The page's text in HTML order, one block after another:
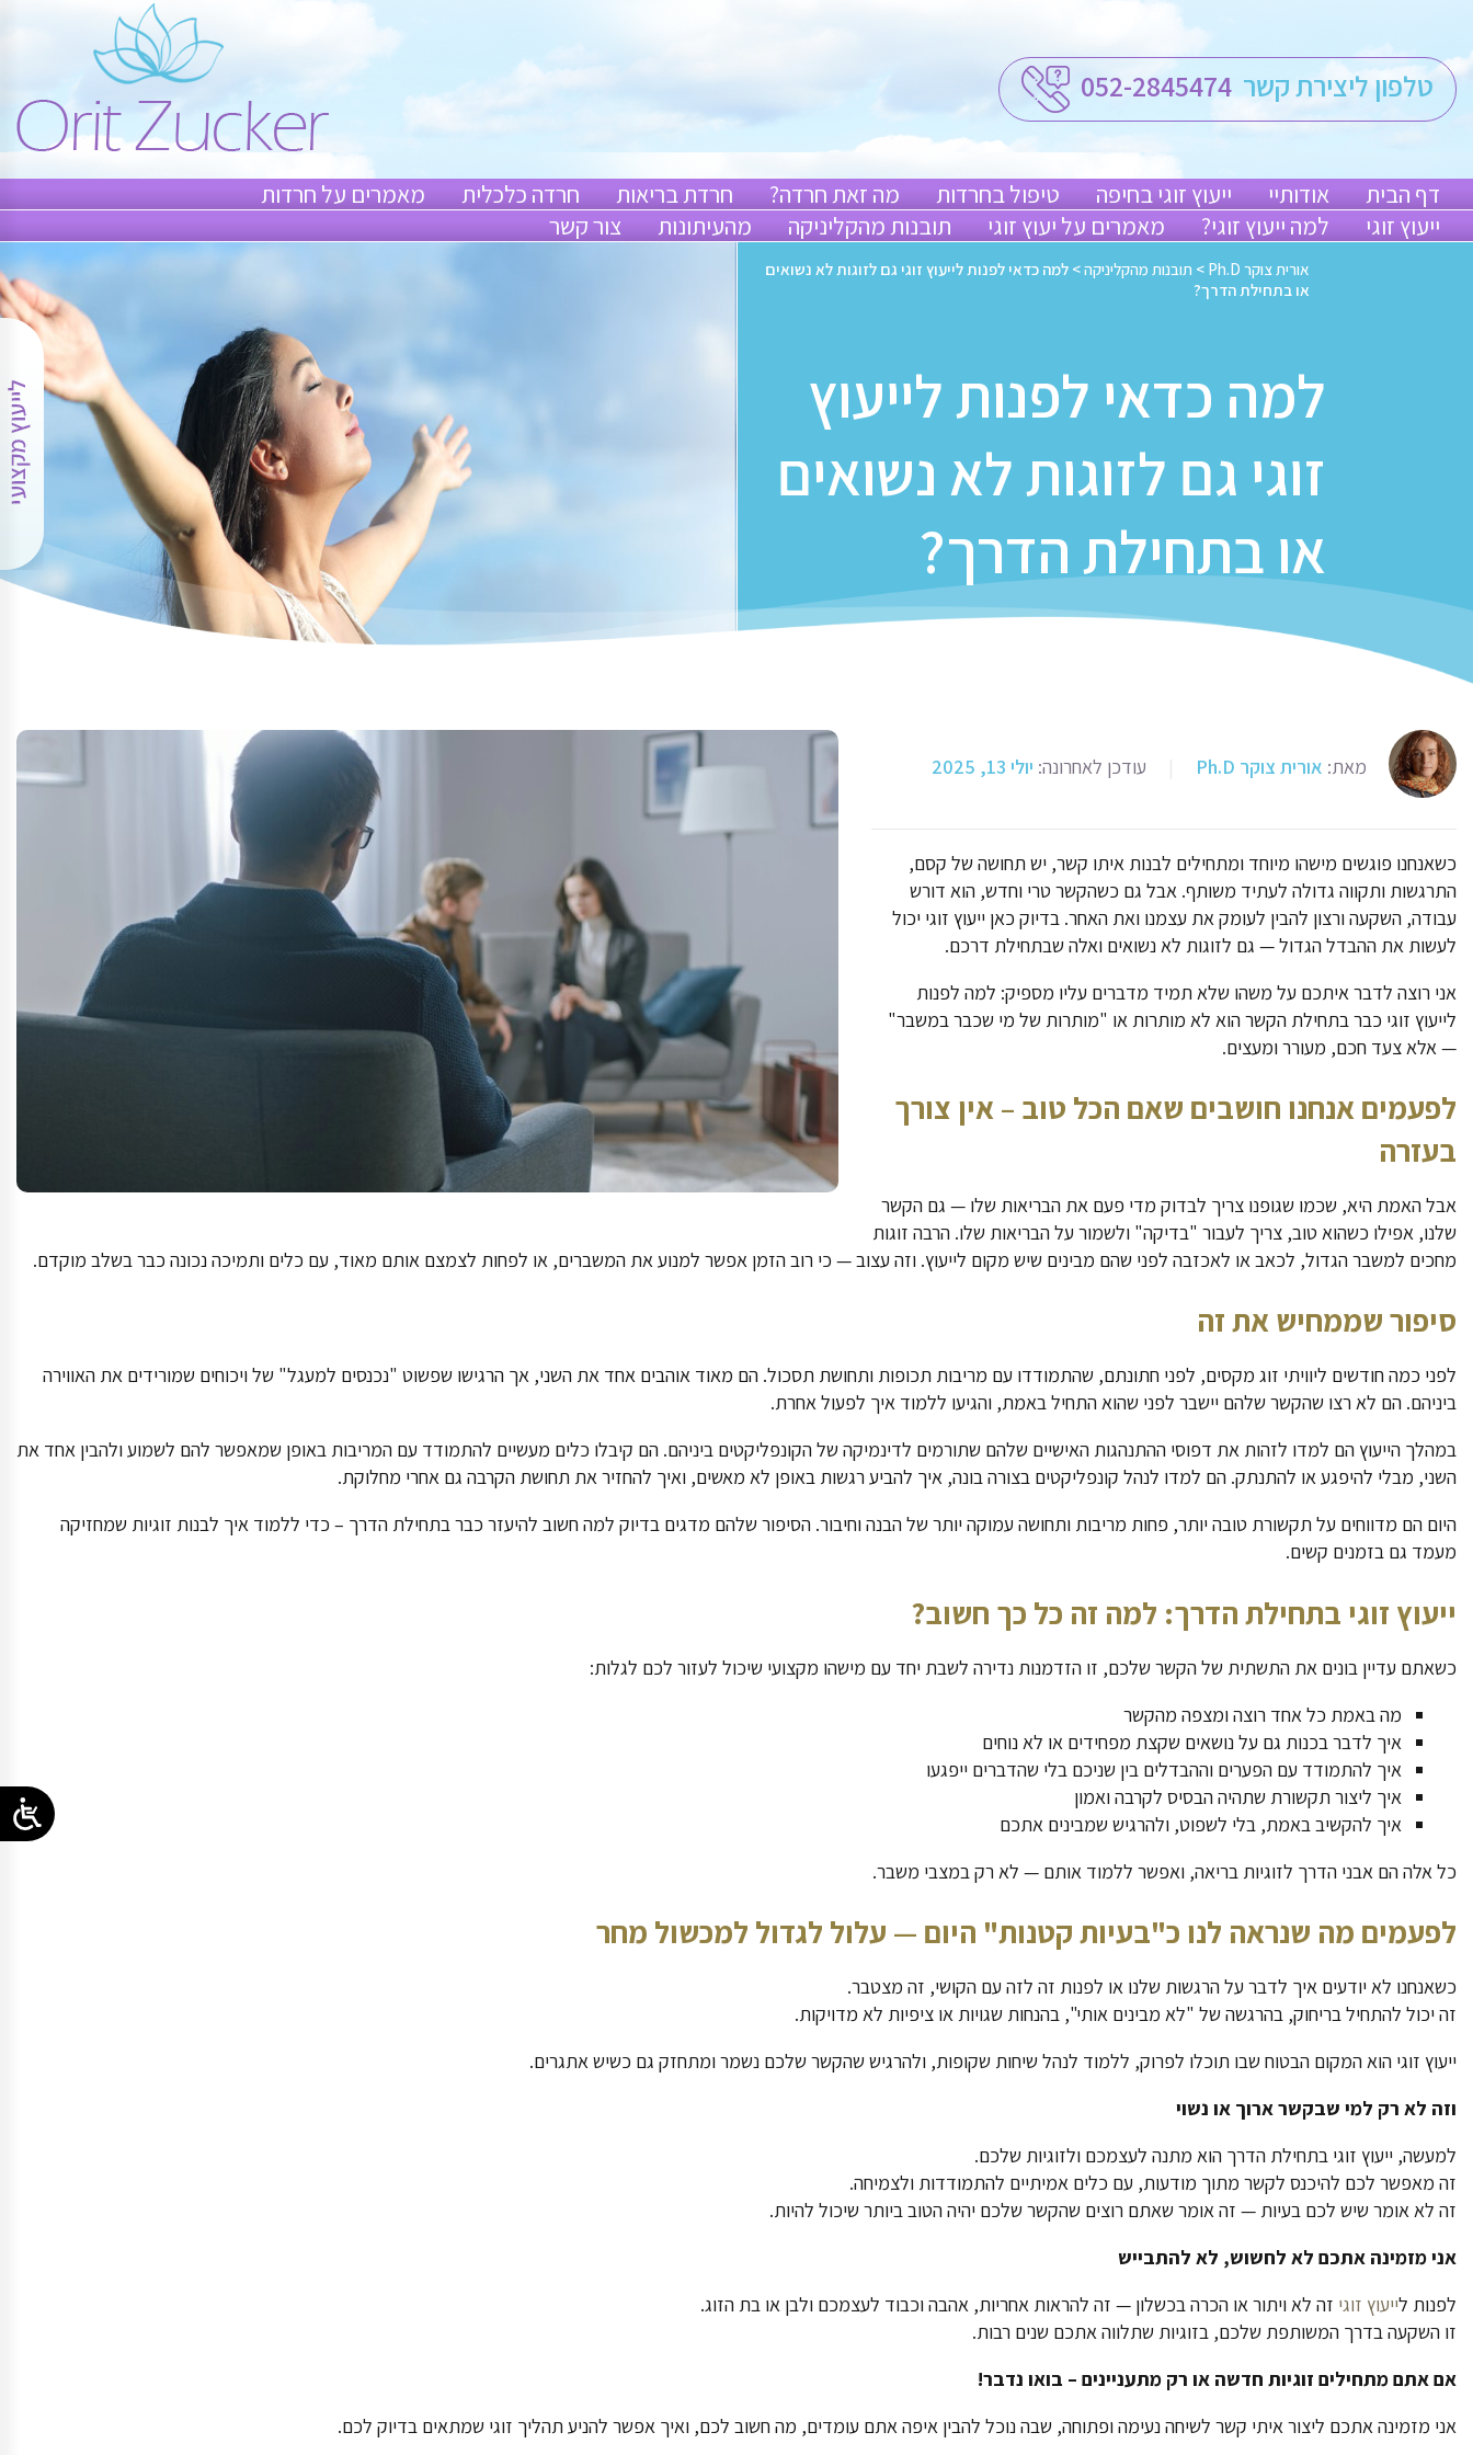
טלפון ליצירת קשר 052-2845474
דף הבית אודותיי ייעוץ זוגי בחיפה טיפול בחרדות מה זאת חרדה? חרדת בריאות חרדה כלכלית
מאמרים על חרדות
ייעוץ זוגי
למה ייעוץ זוגי? מאמרים על יעוץ זוגי תובנות מהקליניקה מהעיתונות צור קשר
אורית צוקר Ph.D > תובנות מהקליניקה>למה כדאי לפנות לייעוץ זוגי גם לזוגות לא נשואים
או בתחילת הדרך?
למה כדאי לפנות לייעוץ
זוגי גם לזוגות לא נשואים
או בתחילת הדרך?
מאת: אורית צוקר Ph.D עודכן לאחרונה: יולי 13, 2025
כשאנחנו פוגשים מישהו מיוחד ומתחילים לבנות איתו קשר, יש תחושה של קסם,
התרגשות ותקווה גדולה לעתיד משותף. אבל גם כשהקשר טרי וחדש, הוא דורש
עבודה, השקעה ורצון להבין לעומק את עצמנו ואת האחר. בדיוק כאן ייעוץ זוגי יכול
לעשות את ההבדל הגדול — גם לזוגות לא נשואים ואלה שבתחילת דרכם.
אני רוצה לדבר איתכם על משהו שלא תמיד מדברים עליו מספיק: למה לפנות
לייעוץ זוגי כבר בתחילת הקשר הוא לא מותרות או "מותרות של מי שכבר במשבר"
— אלא צעד חכם, מעורר ומעצים.
לפעמים אנחנו חושבים שאם הכל טוב – אין צורך
בעזרה
אבל האמת היא, שכמו שגופנו צריך לבדוק מדי פעם את הבריאות שלו — גם הקשר
שלנו, אפילו כשהוא טוב, צריך לעבור "בדיקה" ולשמור על הבריאות שלו. הרבה זוגות
מחכים למשבר הגדול, לכאב או לאכזבה לפני שהם מבינים שיש מקום לייעוץ. וזה עצוב — כי רוב הזמן אפשר למנוע את המשברים, או לפחות לצמצם אותם מאוד, עם כלים ותמיכה נכונה כבר בשלב מוקדם.
סיפור שממחיש את זה
לפני כמה חודשים ליוויתי זוג מקסים, לפני חתונתם, שהתמודדו עם מריבות תכופות ותחושת תסכול. הם מאוד אוהבים אחד את השני, אך הרגישו שפשוט "נכנסים למעגל" של ויכוחים שמורידים את האווירה
ביניהם. הם לא רצו שהקשר שלהם יישבר לפני שהוא התחיל באמת, והגיעו ללמוד איך לפעול אחרת.
במהלך הייעוץ הם למדו לזהות את דפוסי ההתנהגות האישיים שלהם שתורמים לדינמיקה של הקונפליקטים ביניהם. הם קיבלו כלים מעשיים להתמודד עם המריבות באופן שמאפשר להם לשמוע ולהבין אחד את
השני, מבלי להיפגע או להתנתק. הם למדו לנהל קונפליקטים בצורה בונה, איך להביע רגשות באופן לא מאשים, ואיך להחזיר את תחושת הקרבה גם אחרי מחלוקת.
היום הם מדווחים על תקשורת טובה יותר, פחות מריבות ותחושה עמוקה יותר של הבנה וחיבור. הסיפור שלהם מדגים בדיוק למה חשוב להיעזר כבר בתחילת הדרך – כדי ללמוד איך לבנות זוגיות שמחזיקה
מעמד גם בזמנים קשים.
ייעוץ זוגי בתחילת הדרך: למה זה כל כך חשוב?
כשאתם עדיין בונים את התשתית של הקשר שלכם, זו הזדמנות נדירה לשבת יחד עם מישהו מקצועי שיכול לעזור לכם לגלות:
מה באמת כל אחד רוצה ומצפה מהקשר
איך לדבר בכנות גם על נושאים שקצת מפחידים או לא נוחים
איך להתמודד עם הפערים וההבדלים בין שניכם בלי שהדברים ייפגעו
איך ליצור תקשורת שתהיה הבסיס לקרבה ואמון
איך להקשיב באמת, בלי לשפוט, ולהרגיש שמבינים אתכם
כל אלה הם אבני הדרך לזוגיות בריאה, ואפשר ללמוד אותם — לא רק במצבי משבר.
לפעמים מה שנראה לנו כ"בעיות קטנות" היום — עלול לגדול למכשול מחר
כשאנחנו לא יודעים איך לדבר על הרגשות שלנו או לפנות זה לזה עם הקושי, זה מצטבר.
זה יכול להתחיל בריחוק, בהרגשה של "לא מבינים אותי", בהנחות שגויות או ציפיות לא מדויקות.
ייעוץ זוגי הוא המקום הבטוח שבו תוכלו לפרוק, ללמוד לנהל שיחות שקופות, ולהרגיש שהקשר שלכם נשמר ומתחזק גם כשיש אתגרים.
וזה לא רק למי שבקשר ארוך או נשוי
למעשה, ייעוץ זוגי בתחילת הדרך הוא מתנה לעצמכם ולזוגיות שלכם.
זה מאפשר לכם להיכנס לקשר מתוך מודעות, עם כלים אמיתיים להתמודדות ולצמיחה.
זה לא אומר שיש לכם בעיות — זה אומר שאתם רוצים שהקשר שלכם יהיה הטוב ביותר שיכול להיות.
אני מזמינה אתכם לא לחשוש, לא להתבייש
לפנות לייעוץ זוגי זה לא ויתור או הכרה בכשלון — זה להראות אחריות, אהבה וכבוד לעצמכם ולבן או בת הזוג.
זו השקעה בדרך המשותפת שלכם, בזוגיות שתלווה אתכם שנים רבות.
אם אתם מתחילים זוגיות חדשה או רק מתעניינים – בואו נדבר!
אני מזמינה אתכם ליצור איתי קשר לשיחה נעימה ופתוחה, שבה נוכל להבין איפה אתם עומדים, מה חשוב לכם, ואיך אפשר להניע תהליך זוגי שמתאים בדיוק לכם.